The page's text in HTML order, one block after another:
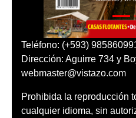
Teléfono: (+593)
Dirección: Aguirre 734 y
webmaster@vistazo.com
Prohibida la reproducción
cualquier idioma, sin